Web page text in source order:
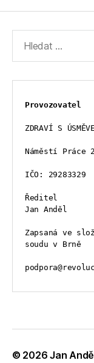
vyhledávání:
Provozovatel
ZDRAVÍ S
Náměstí Práce
IČO: 29283329
Ředitel
Jan Anděl
Zapsaná ve
soudu v Brně
© 2026Jan